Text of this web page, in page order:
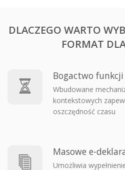
DLACZEGO WARTO
FORMAT
Bogactwo funkcji
Wbudowane
kontekstowych
oszczędność czasu
Masowe e-
Umożliwia